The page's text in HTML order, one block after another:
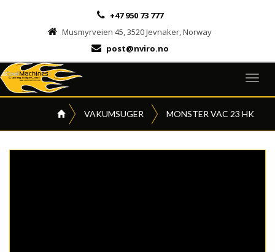
+47 950 73 777
Musmyrveien 45, 3520 Jevnaker, Norway
post@nviro.no
VAKUMSUGER MONSTER VAC 23 HK